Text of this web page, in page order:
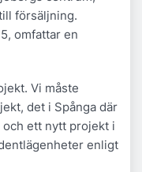
försäljning.
omfattar en
Vi måste
det i Spånga där
ett nytt projekt i
enligt